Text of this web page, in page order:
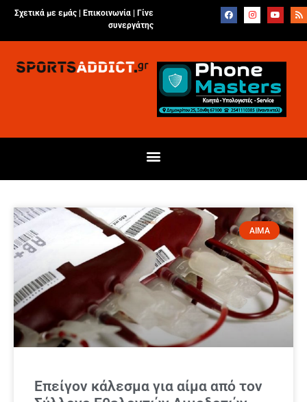
Σχετικά με εμάς | Επικοινωνία
Γίνε
συνεργάτης
ΑΙΜΑ
Επείγον κάλεσμα για αίμα από τον